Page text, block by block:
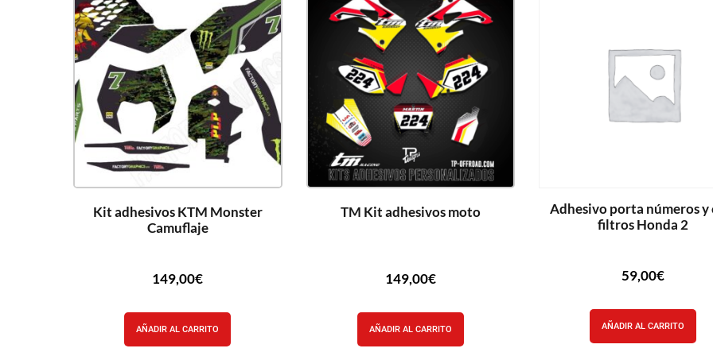
Kit adhesivos KTM Monster
Camuflaje
149,00€
AÑADIR AL CARRITO
TM Kit adhesivos moto
149,00€
AÑADIR AL CARRITO
Adhesivo porta números y
filtros Honda 2
59,00€
AÑADIR AL CARRITO